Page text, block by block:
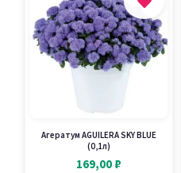
Агератум AGUILERA SKY BLUE
(0,1л)
169,00 ₽